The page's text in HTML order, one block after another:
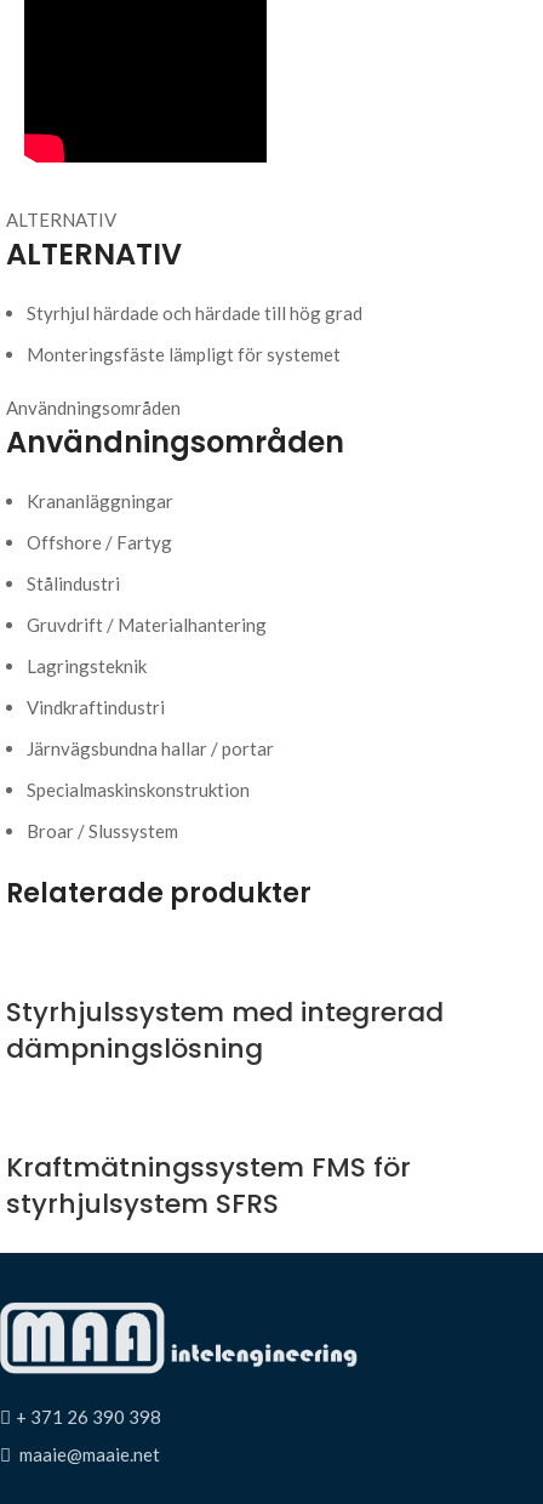
ALTERNATIV
ALTERNATIV
Styrhjul härdade och härdade till hög grad
Monteringsfäste lämpligt för systemet
Användningsområden
Användningsområden
Krananläggningar
Offshore / Fartyg
Stålindustri
Gruvdrift / Materialhantering
Lagringsteknik
Vindkraftindustri
Järnvägsbundna hallar / portar
Specialmaskinskonstruktion
Broar / Slussystem
Relaterade produkter
Styrhjulssystem med integrerad
dämpningslösning
Kraftmätningssystem FMS för
styrhjulsystem SFRS
+ 371 26 390 398
maaie@maaie.net